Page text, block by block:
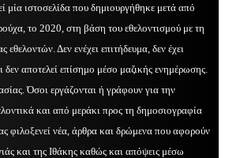
ιστοσελίδα που δημιουργήθηκε μετά από
το 2020, στη βάση του εθελοντισμού με τη
Δεν ενέχει επιτήδευμα, δεν έχει
αποτελεί επίσημο μέσο μαζικής ενημέρωσης.
Όσοι εργάζονται ή γράφουν για την
και από μεράκι προς τη δημοσιογραφία
φιλοξενεί νέα, άρθρα και δρώμενα που αφορούν
και της Ιθάκης καθώς και απόψεις μέσω